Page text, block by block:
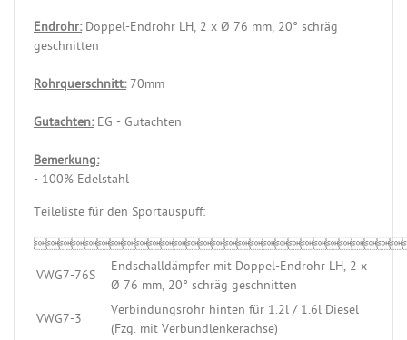
Endrohr:Doppel-Endrohr LH, 2 x Ø 76 mm, 20° schräg
geschnitten
Rohrquerschnitt:70mm
Gutachten:EG - Gutachten
Bemerkung:
- 100% Edelstahl
Teileliste für den Sportauspuff:
VWG7-76S
Endschalldämpfer mit Doppel-Endrohr LH, 2 x
Ø 76 mm, 20° schräg geschnitten
VWG7-3
Verbindungsrohr hinten für 1.2l / 1.6l Diesel
(Fzg. mit Verbundlenkerachse)